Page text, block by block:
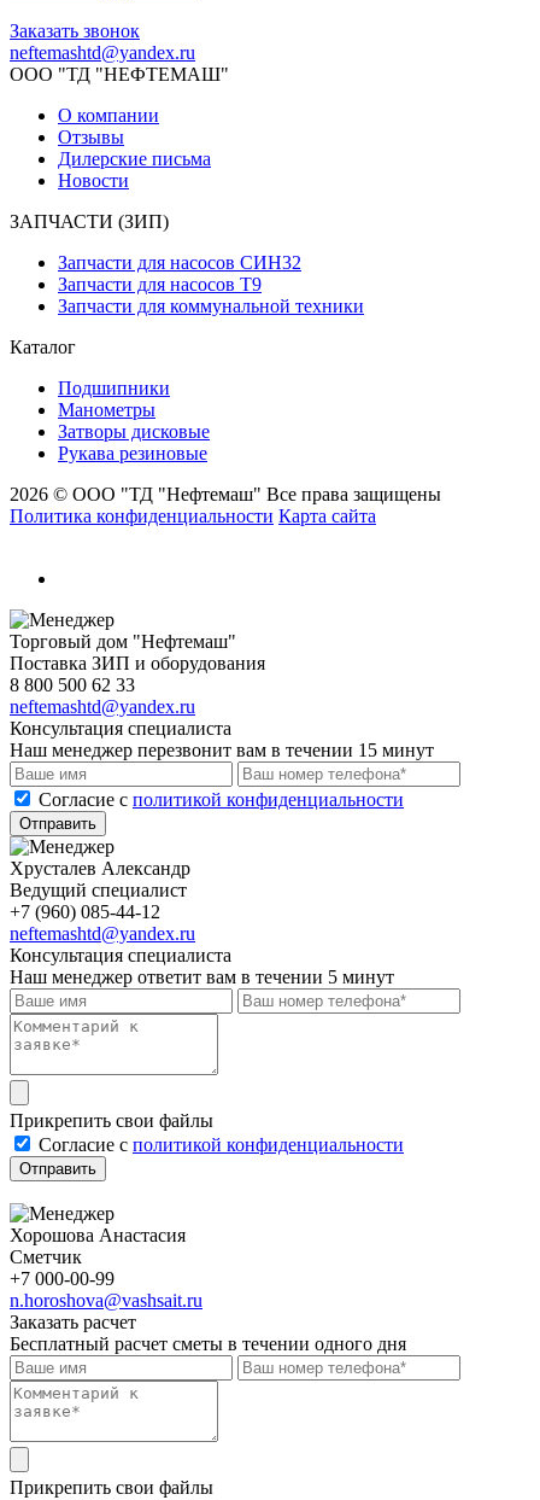
Заказать звонок
neftemashtd@yandex.ru
ООО "ТД "НЕФТЕМАШ"
О компании
Отзывы
Дилерские письма
Новости
ЗАПЧАСТИ (ЗИП)
Запчасти для насосов СИН32
Запчасти для насосов Т9
Запчасти для коммунальной техники
Каталог
Подшипники
Манометры
Затворы дисковые
Рукава резиновые
2026 © ООО "ТД "Нефтемаш" Все права защищены
Политика конфиденциальности Карта сайта
Торговый дом "Нефтемаш"
Поставка ЗИП и оборудования
8 800 500 62 33
neftemashtd@yandex.ru
Консультация специалиста
Наш менеджер перезвонит вам в течении 15 минут
Cогласие с политикой конфиденциальности
Отправить
Хрусталев Александр
Ведущий специалист
+7 (960) 085-44-12
neftemashtd@yandex.ru
Консультация специалиста
Наш менеджер ответит вам в течении 5 минут
Прикрепить свои файлы
Cогласие с политикой конфиденциальности
Отправить
Хорошова Анастасия
Сметчик
+7 000-00-99
n.horoshova@vashsait.ru
Заказать расчет
Бесплатный расчет сметы в течении одного дня
Прикрепить свои файлы